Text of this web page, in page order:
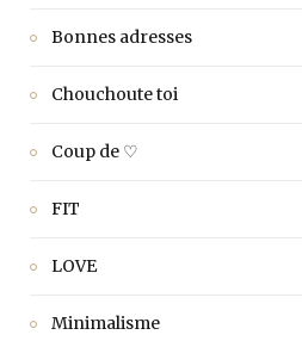
Bonnes adresses
Chouchoute toi
Coup de ♡
FIT
LOVE
Minimalisme